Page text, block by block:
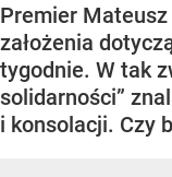
Premier
założenia
tygodnie. W tak
solidarności”
i konsolacji. Czy